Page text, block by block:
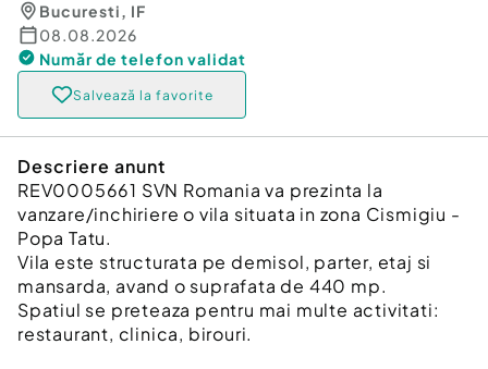
Bucuresti, IF
08.08.2026
Număr de telefon validat
Salvează la favorite
Descriere anunt
REV0005661 SVN Romania va prezinta la
vanzare/inchiriere o vila situata in zona Cismigiu -
Popa Tatu.
Vila este structurata pe demisol, parter, etaj si
mansarda, avand o suprafata de 440 mp.
Spatiul se preteaza pentru mai multe activitati:
restaurant, clinica, birouri.